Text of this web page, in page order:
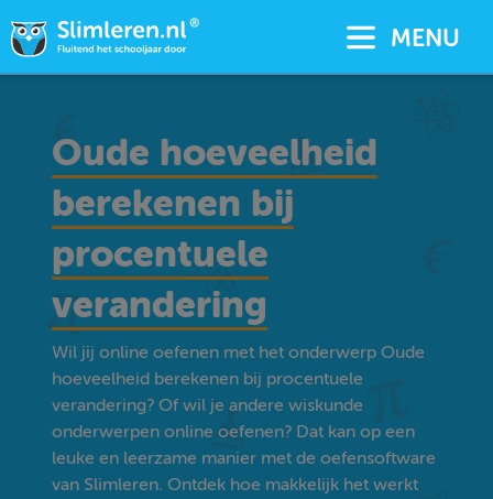
MENU
Oude hoeveelheid
berekenen bij
procentuele
verandering
Wil jij online oefenen met het onderwerp Oude
hoeveelheid berekenen bij procentuele
verandering? Of wil je andere wiskunde
onderwerpen online oefenen? Dat kan op een
leuke en leerzame manier met de oefensoftware
van Slimleren. Ontdek hoe makkelijk het werkt